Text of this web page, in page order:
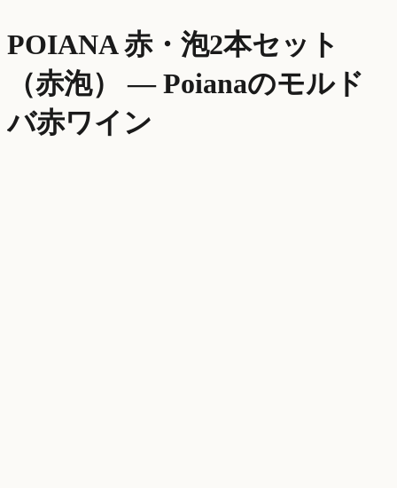
POIANA 赤・泡2本セット
（赤泡）
—Poianaのモルド
バ赤ワイン